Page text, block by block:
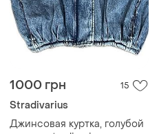
1000 грн 15
Stradivarius
Джинсовая куртка, голубой